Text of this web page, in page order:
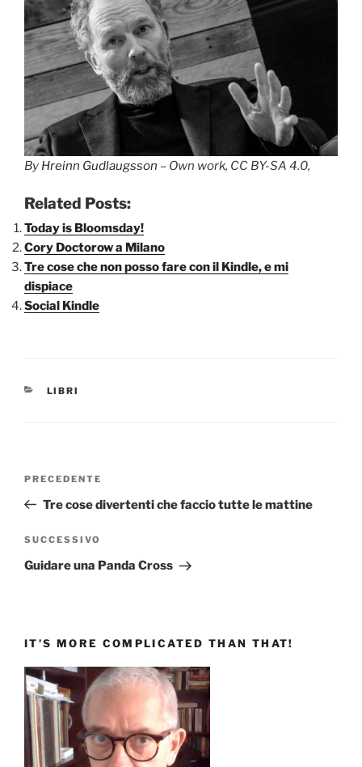
By Hreinn Gudlaugsson – Own work, CC BY-SA 4.0,
Related Posts:
Today is Bloomsday!
Cory Doctorow a Milano
Tre cose che non posso fare con il Kindle, e mi
dispiace
Social Kindle
CATEGORIE
LIBRI
Articolo
precedente:
PRECEDENTE
Tre cose divertenti che faccio tutte le mattine
Articolo
successivo
SUCCESSIVO
Guidare una Panda Cross
IT’S MORE COMPLICATED THAN THAT!